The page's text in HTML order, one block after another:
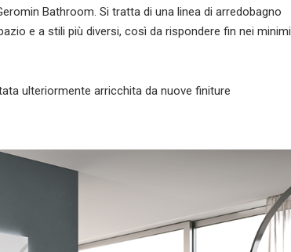
Bathroom. Si tratta di una linea di arredobagno
e a stili più diversi, così da rispondere fin nei minimi
ulteriormente arricchita da nuove finiture